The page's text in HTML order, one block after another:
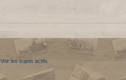
Voir les sujets actifs